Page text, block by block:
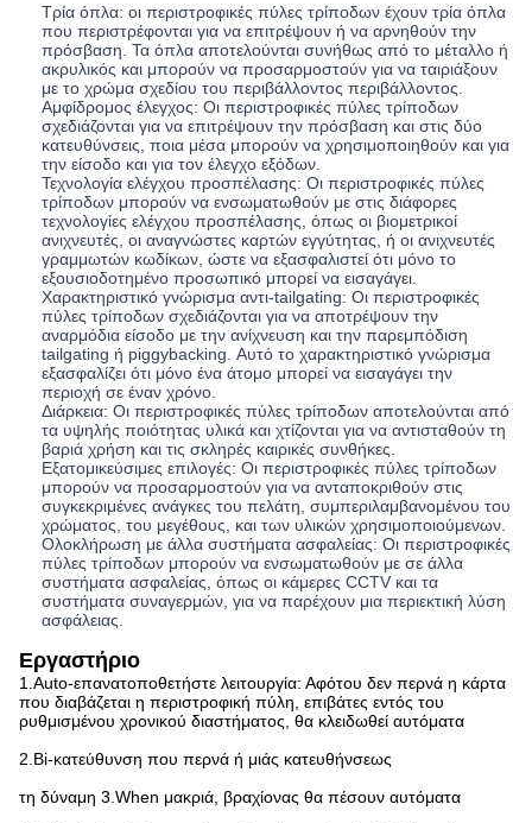
Τρία όπλα: οι περιστροφικές πύλες τρίποδων έχουν τρία όπλα
που περιστρέφονται για να επιτρέψουν ή να αρνηθούν την
πρόσβαση. Τα όπλα αποτελούνται συνήθως από το μέταλλο ή
ακρυλικός και μπορούν να προσαρμοστούν για να ταιριάξουν
με το χρώμα σχεδίου του περιβάλλοντος περιβάλλοντος.
Αμφίδρομος έλεγχος: Οι περιστροφικές πύλες τρίποδων
σχεδιάζονται για να επιτρέψουν την πρόσβαση και στις δύο
κατευθύνσεις, ποια μέσα μπορούν να χρησιμοποιηθούν και για
την είσοδο και για τον έλεγχο εξόδων.
Τεχνολογία ελέγχου προσπέλασης: Οι περιστροφικές πύλες
τρίποδων μπορούν να ενσωματωθούν με στις διάφορες
τεχνολογίες ελέγχου προσπέλασης, όπως οι βιομετρικοί
ανιχνευτές, οι αναγνώστες καρτών εγγύτητας, ή οι ανιχνευτές
γραμμωτών κωδίκων, ώστε να εξασφαλιστεί ότι μόνο το
εξουσιοδοτημένο προσωπικό μπορεί να εισαγάγει.
Χαρακτηριστικό γνώρισμα αντι-tailgating: Οι περιστροφικές
πύλες τρίποδων σχεδιάζονται για να αποτρέψουν την
αναρμόδια είσοδο με την ανίχνευση και την παρεμπόδιση
tailgating ή piggybacking. Αυτό το χαρακτηριστικό γνώρισμα
εξασφαλίζει ότι μόνο ένα άτομο μπορεί να εισαγάγει την
περιοχή σε έναν χρόνο.
Διάρκεια: Οι περιστροφικές πύλες τρίποδων αποτελούνται από
τα υψηλής ποιότητας υλικά και χτίζονται για να αντισταθούν τη
βαριά χρήση και τις σκληρές καιρικές συνθήκες.
Εξατομικεύσιμες επιλογές: Οι περιστροφικές πύλες τρίποδων
μπορούν να προσαρμοστούν για να ανταποκριθούν στις
συγκεκριμένες ανάγκες του πελάτη, συμπεριλαμβανομένου του
χρώματος, του μεγέθους, και των υλικών χρησιμοποιούμενων.
Ολοκλήρωση με άλλα συστήματα ασφαλείας: Οι περιστροφικές
πύλες τρίποδων μπορούν να ενσωματωθούν με σε άλλα
συστήματα ασφαλείας, όπως οι κάμερες CCTV και τα
συστήματα συναγερμών, για να παρέχουν μια περιεκτική λύση
ασφάλειας.
Εργαστήριο
1.Auto-επανατοποθετήστε λειτουργία: Αφότου δεν περνά η κάρτα
που διαβάζεται η περιστροφική πύλη, επιβάτες εντός του
ρυθμισμένου χρονικού διαστήματος, θα κλειδωθεί αυτόματα
2.Bi-κατεύθυνση που περνά ή μιάς κατευθήνσεως
τη δύναμη 3.When μακριά, βραχίονας θα πέσουν αυτόματα